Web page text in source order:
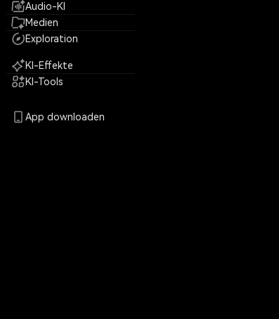
Audio-KI
Medien
Exploration
KI-Effekte
KI-Tools
App downloaden